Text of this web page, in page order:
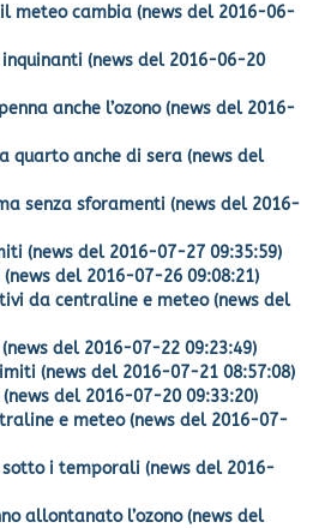
meteo cambia (news del 2016-06-
(news del 2016-06-20
anche l’ozono (news del 2016-
quarto anche di sera (news del
senza sforamenti (news del 2016-
(news del 2016-07-27 09:35:59)
del 2016-07-26 09:08:21)
da centraline e meteo (news del
del 2016-07-22 09:23:49)
(news del 2016-07-21 08:57:08)
del 2016-07-20 09:33:20)
e meteo (news del 2016-07-
sotto i temporali (news del 2016-
allontanato l’ozono (news del